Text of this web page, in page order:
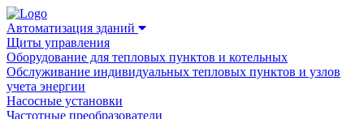
Автоматизация зданий
Щиты управления
Оборудование для тепловых пунктов и котельных
Обслуживание индивидуальных тепловых пунктов и узлов
учета энергии
Насосные установки
Частотные преобразователи